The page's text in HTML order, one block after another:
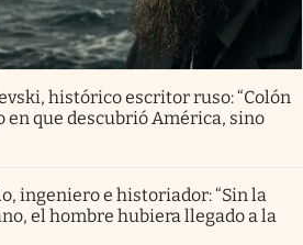
histórico escritor ruso: “Colón
que descubrió América, sino
ingeniero e historiador: “Sin la
el hombre hubiera llegado a la